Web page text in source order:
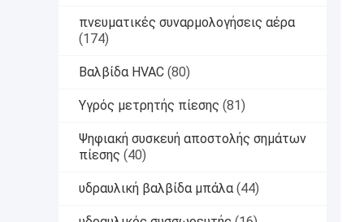
πνευματικές συναρμολογήσεις αέρα
(174)
Βαλβίδα HVAC (80)
Υγρός μετρητής πίεσης (81)
Ψηφιακή συσκευή αποστολής σημάτων
πίεσης (40)
υδραυλική βαλβίδα μπάλα (44)